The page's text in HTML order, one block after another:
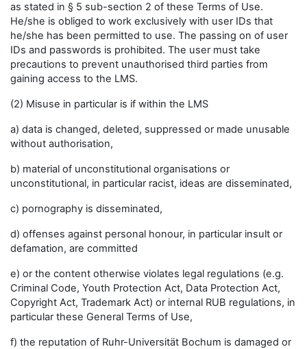
as stated in § 5 sub-section 2 of these Terms of Use.
He/she is obliged to work exclusively with user IDs that
he/she has been permitted to use. The passing on of user
IDs and passwords is prohibited. The user must take
precautions to prevent unauthorised third parties from
gaining access to the LMS.
(2) Misuse in particular is if within the LMS
a) data is changed, deleted, suppressed or made unusable
without authorisation,
b) material of unconstitutional organisations or
unconstitutional, in particular racist, ideas are disseminated,
c) pornography is disseminated,
d) offenses against personal honour, in particular insult or
defamation, are committed
e) or the content otherwise violates legal regulations (e.g.
Criminal Code, Youth Protection Act, Data Protection Act,
Copyright Act, Trademark Act) or internal RUB regulations, in
particular these General Terms of Use,
f) the reputation of Ruhr-Universität Bochum is damaged or